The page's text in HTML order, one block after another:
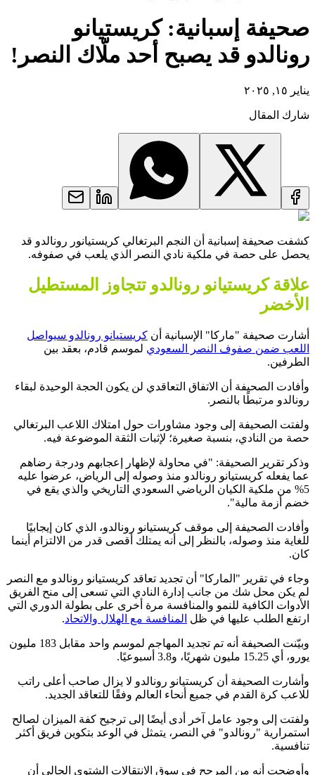
صحيفة إسبانية: كريستيانو
رونالدو قد يصبح أحد ملّاك النصر!
يناير ١٥, ٢٠٢٥
شارك المقال
كشفت صحيفة إسبانية أن النجم البرتغالي كريستيانور رونالدو قد
يحصل على حصة في ملكية نادي النصر الذي يلعب في صفوفه.
علاقة كريستيانو رونالدو تتجاوز المستطيل
الأخضر
أشارت صحيفة "ماركا" الإسبانية أن كريستيانو رونالدو سيواصل
اللعب ضمن صفوف النصر السعوديلموسم قادم، بعقد بين
الطرفين.
وأفادت الصحيفة أن الاتفاق التعاقدي لن يكون الحجة الوحيدة لبقاء
رونالدو مرتبطًا بالنصر.
ولفتت الصحيفة إلى وجود مشاورات حول امتلاك اللاعب البرتغالي
حصة من النادي، بنسبة صغيرة؛ لإثبات الثقة الموضوعة فيه.
وذكر تقرير الصحيفة: "في محاولة لإظهار إعجابهم ودرجة رضاهم
عما يفعله كريستيانو رونالدو منذ وصوله إلى الرياض، عرضوا عليه
5% من ملكية الكيان الرياضي السعودي التاريخي والذي يقع في
خضم أزمة مالية".
وأفادت الصحيفة إلى موقف كريستيانو رونالدو، الذي كان إيجابيًا
للغاية منذ وصوله، بالنظر إلى أنه يمتلك أقصى قدر من الالتزام أينما
كان.
وجاء في تقرير "الماركا" أن تجديد تعاقد كريستيانو رونالدو مع النصر
لم يكن محل شك من جانب إدارة النادي التي تسعى إلى منح الفريق
الأدوات الكافية للنمو والمنافسة مرة أخرى على بطولة الدوري التي
ارتفع الطلب عليها في ظل المنافسة مع الهلال والاتحاد.
وبيّنت الصحيفة أنه تم تجديد المهاجم لموسم واحد مقابل 183 مليون
يورو، أي 15.25 مليون شهريًا، و3.8 أسبوعيًا.
وأشارت الصحيفة أن كريستيانو رونالدو لا يزال صاحب أعلى راتب
للاعب كرة القدم في جميع أنحاء العالم وفقًا للتعاقد الجديد.
ولفتت إلى وجود عامل آخر أدى أيضًا إلى ترجيح كفة الميزان لصالح
استمرارية "رونالدو" في النصر، يتمثل في الوعد بتكوين فريق أكثر
تنافسية.
وأوضحت أنه من المرجح في سوق الانتقالات الشتوي الحالي أن